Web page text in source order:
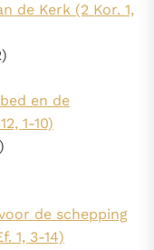
de Kerk (2 Kor. 1,
en de
1-10)
de schepping
1, 3-14)